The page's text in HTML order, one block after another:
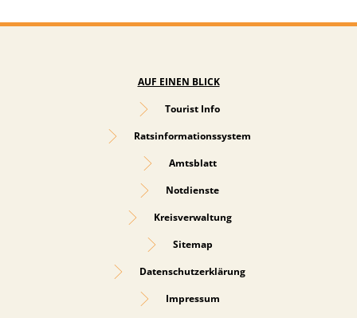
AUF EINEN BLICK
Tourist Info
Ratsinformationssystem
Amtsblatt
Notdienste
Kreisverwaltung
Sitemap
Datenschutzerklärung
Impressum